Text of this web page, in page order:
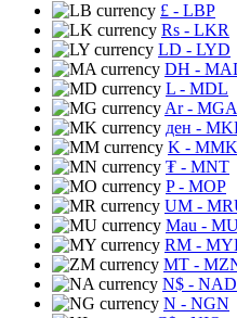
£ - LBP
Rs - LKR
LD - LYD
DH -
L - MDL
Ar- MGA
ден -
K - MMK
₮ - MNT
P- MOP
UM -
Mau -
RM -
MT -
N$ - NAD
N - NGN